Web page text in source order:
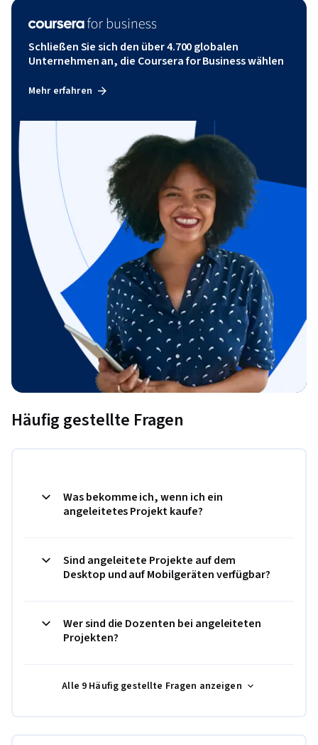
Schließen Sie sich den über 4.700 globalen
Unternehmen an, die Coursera for Business wählen
Mehr erfahren
Häufig gestellte Fragen
Was bekomme ich, wenn ich ein
angeleitetes Projekt kaufe?
Sind angeleitete Projekte auf dem
Desktop und auf Mobilgeräten verfügbar?
Wer sind die Dozenten bei angeleiteten
Projekten?
Alle 9 Häufig gestellte Fragen anzeigen